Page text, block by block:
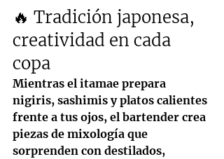
🔥 Tradición japonesa,
creatividad en cada
copa
Mientras el itamae prepara
nigiris, sashimis y platos calientes
frente a tus ojos, el bartender crea
piezas de mixología que
sorprenden con destilados,